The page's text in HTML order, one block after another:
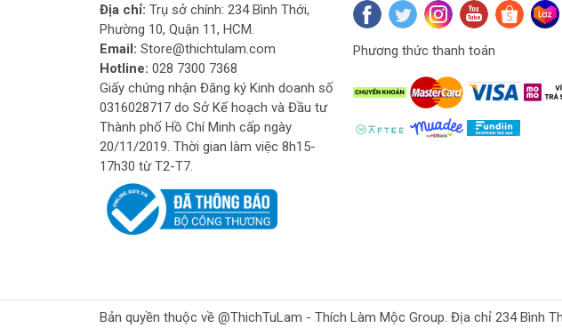
Địa chỉ: Trụ sở chính: 234 Bình Thới,
Phường 10, Quận 11, HCM.
Email: Store@thichtulam.com
Hotline: 028 7300 7368
Giấy chứng nhận Đăng ký Kinh doanh số
0316028717 do Sở Kế hoạch và Đầu tư
Thành phố Hồ Chí Minh cấp ngày
20/11/2019. Thời gian làm việc 8h15-
17h30 từ T2-T7.
Phương thức thanh toán
Bản quyền thuộc về @ThichTuLam - Thích Làm Mộc Group. Địa chỉ 234 Bình